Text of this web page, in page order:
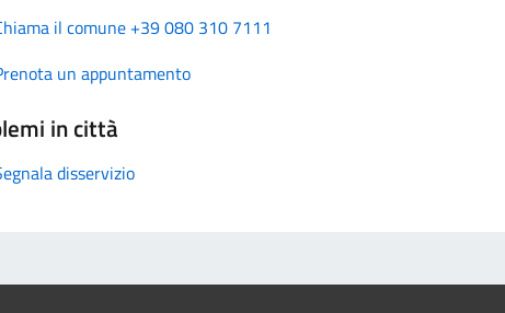
il comune +39 080 310 7111
un appuntamento
in città
disservizio